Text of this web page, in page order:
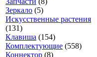
Зеркало (5)
Искусственные растения
(131)
Клавиша (154)
Комплектующие (558)
Коннектор (8)